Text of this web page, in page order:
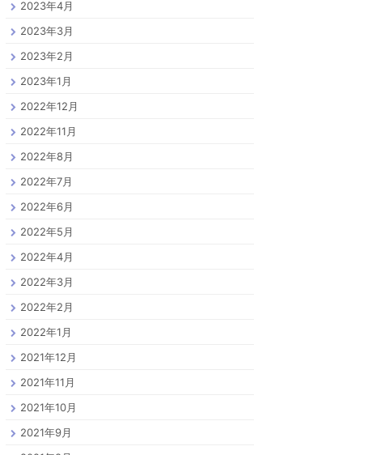
2023年4月
2023年3月
2023年2月
2023年1月
2022年12月
2022年11月
2022年8月
2022年7月
2022年6月
2022年5月
2022年4月
2022年3月
2022年2月
2022年1月
2021年12月
2021年11月
2021年10月
2021年9月